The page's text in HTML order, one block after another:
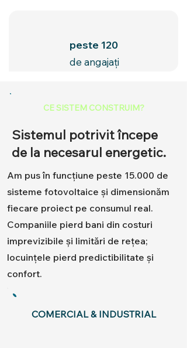
peste 120
de angajați
CE SISTEM CONSTRUIM?
Sistemul potrivit începe
de la necesarul energetic.
Am pus în funcțiune peste 15.000 de
sisteme fotovoltaice și dimensionăm
fiecare proiect pe consumul real.
Companiile pierd bani din costuri
imprevizibile și limitări de rețea;
locuințele pierd predictibilitate și
confort.
COMERCIAL & INDUSTRIAL